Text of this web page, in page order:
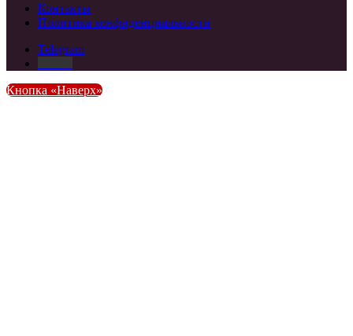
Контакты
Политика конфиденциальности
Telegram
Кнопка «Наверх»